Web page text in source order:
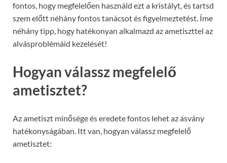
fontos, hogy megfelelően használd ezt a kristályt, és tartsd
szem előtt néhány fontos tanácsot és figyelmeztetést. Íme
néhány tipp, hogy hatékonyan alkalmazd az ametiszttel az
alvásproblémáid kezelését!
Hogyan válassz megfelelő
ametisztet?
Az ametiszt minősége és eredete fontos lehet az ásvány
hatékonyságában. Itt van, hogyan válassz megfelelő
ametisztet: